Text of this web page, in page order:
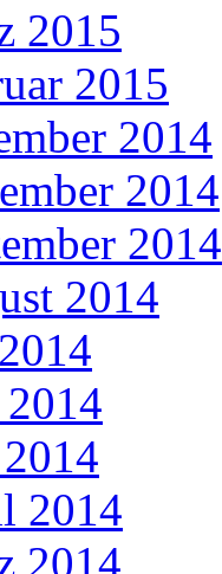
2015
2015
2014
2014
2014
2014
2014
2014